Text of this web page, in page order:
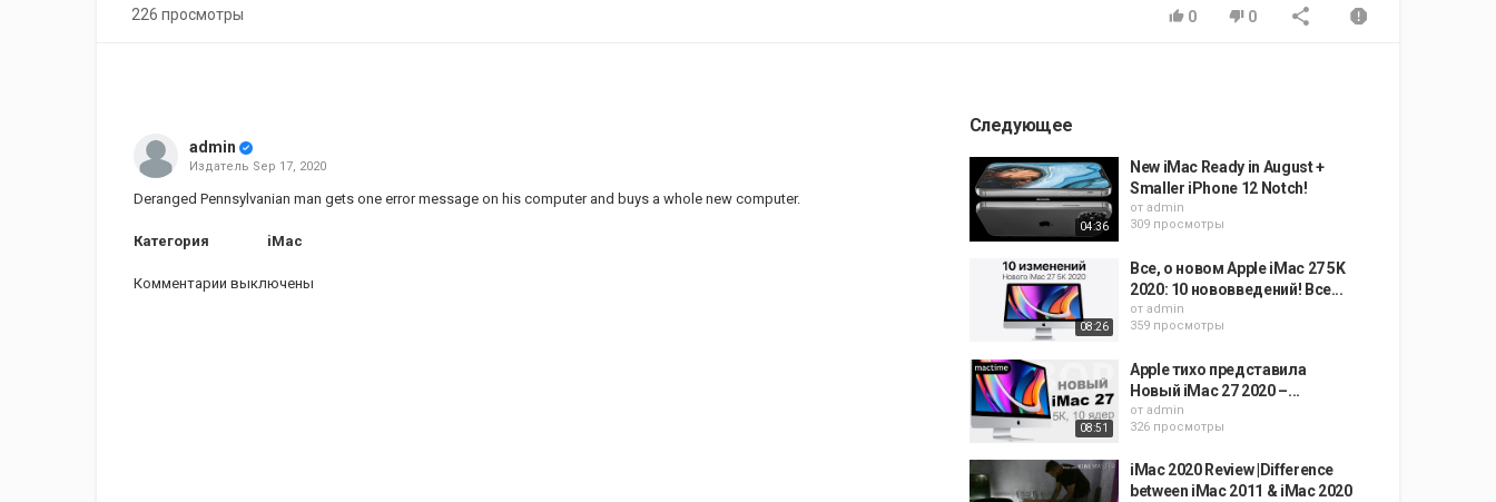
226 просмотры 0 0
admin
Издатель Sep 17, 2020
Deranged Pennsylvanian man gets one error message on his computer and buys a whole new computer.
Категория iMac
Комментарии выключены
Следующее
04:36
New iMac Ready in August +
Smaller iPhone 12 Notch!
от admin
309 просмотры
08:26
Все, о новом Apple iMac 27 5K
2020: 10 нововведений! Все...
от admin
359 просмотры
08:51
Apple тихо представила
Новый iMac 27 2020 –...
от admin
326 просмотры
iMac 2020 Review |Difference
between iMac 2011 & iMac 2020